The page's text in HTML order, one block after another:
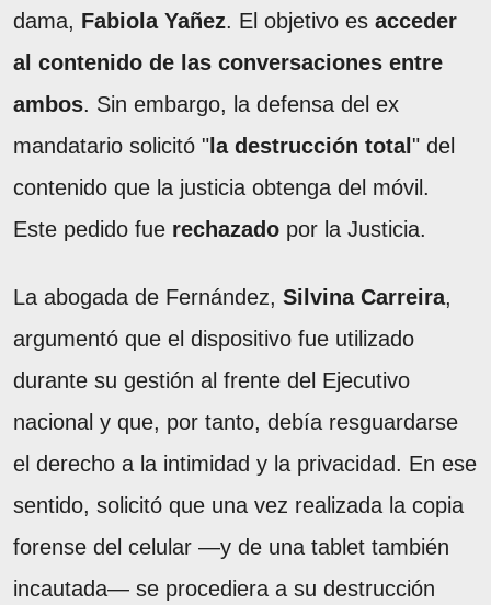
dama, Fabiola Yañez. El objetivo es acceder
al contenido de las conversaciones entre
ambos. Sin embargo, la defensa del ex
mandatario solicitó " la destrucción total " del
contenido que la justicia obtenga del móvil.
Este pedido fue rechazado por la Justicia.
La abogada de Fernández, Silvina Carreira,
argumentó que el dispositivo fue utilizado
durante su gestión al frente del Ejecutivo
nacional y que, por tanto, debía resguardarse
el derecho a la intimidad y la privacidad. En ese
sentido, solicitó que una vez realizada la copia
forense del celular —y de una tablet también
incautada— se procediera a su destrucción